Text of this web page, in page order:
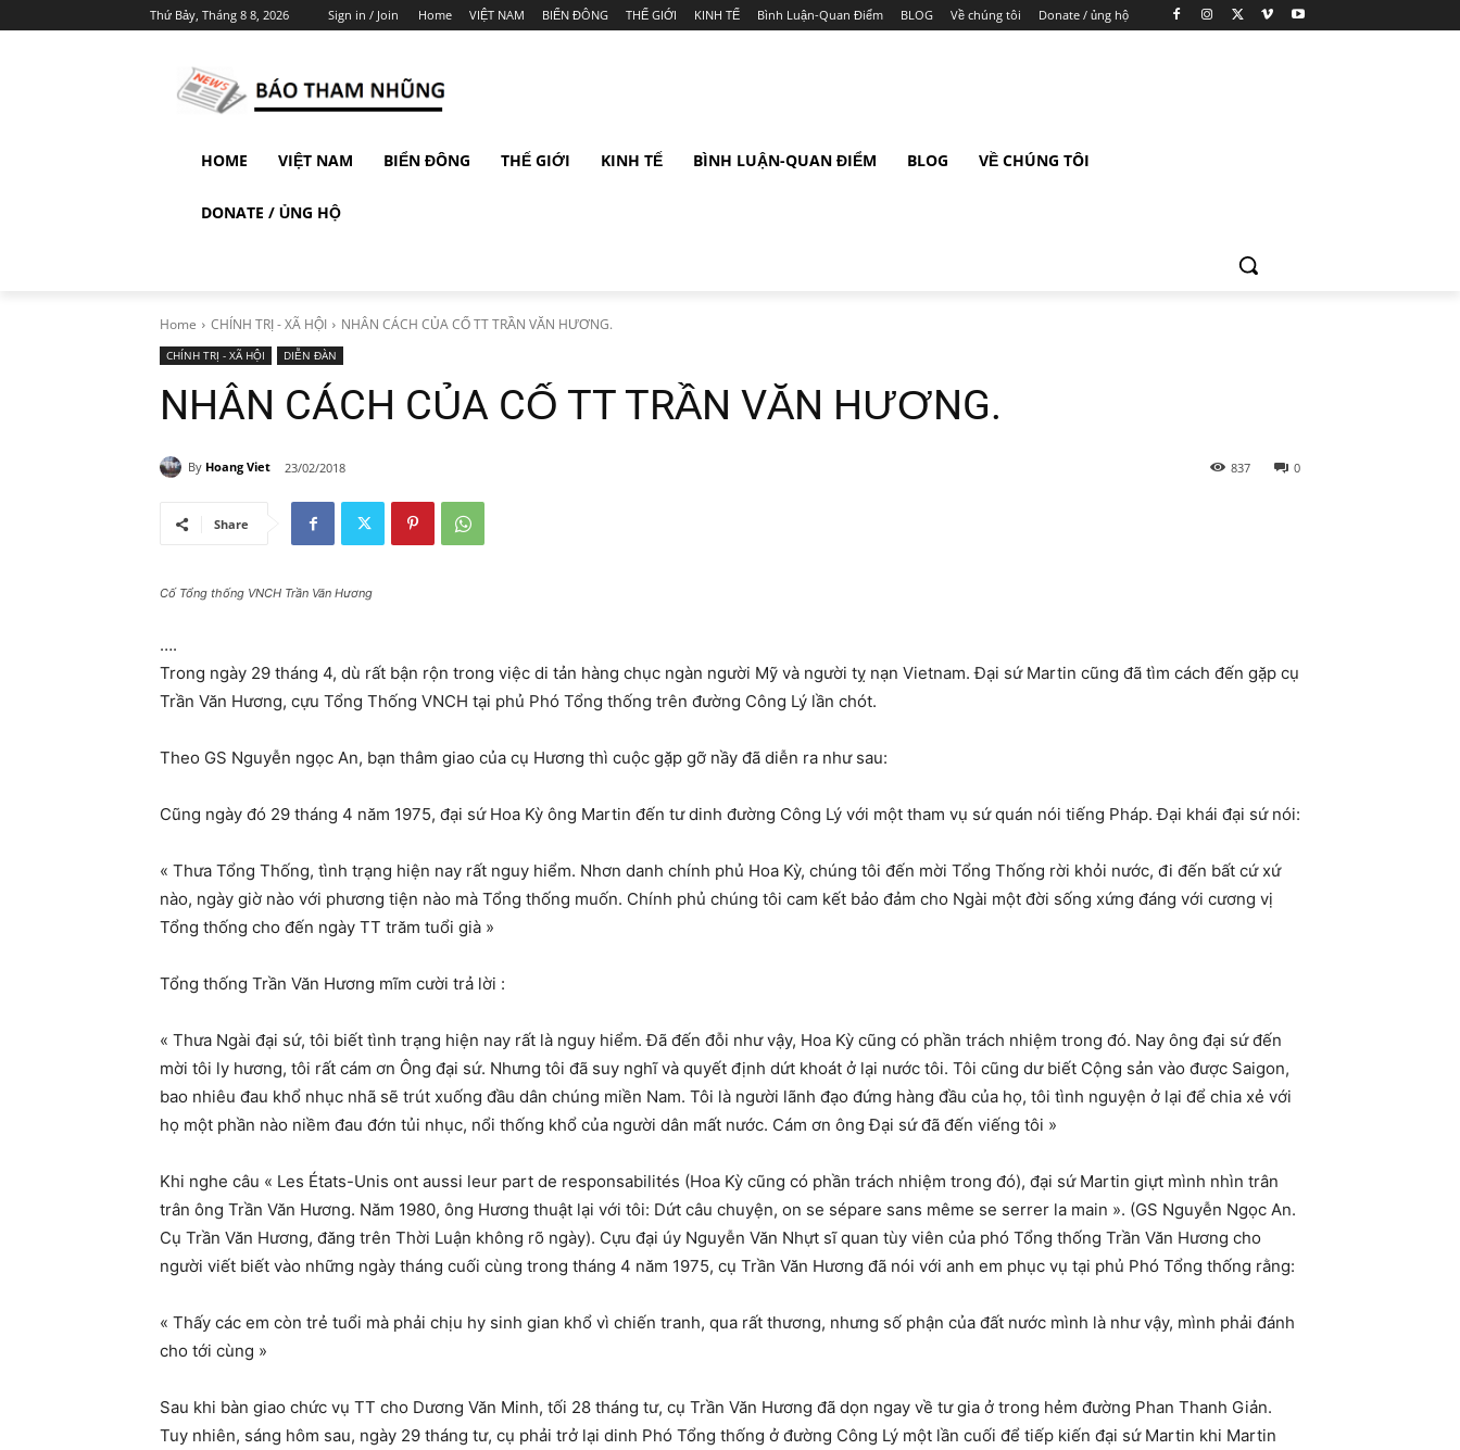
Thứ Bảy, Tháng 8 8, 2026 Sign in / Join Home VIỆT NAM BIỂN ĐÔNG THẾ GIỚI KINH TẾ Bình Luận-Quan Điểm BLOG Về chúng tôi Donate / ủng hộ
HOME VIỆT NAM BIỂN ĐÔNG THẾ GIỚI KINH TẾ BÌNH LUẬN-QUAN ĐIỂM BLOG VỀ CHÚNG TÔI
DONATE / ỦNG HỘ
Home CHÍNH TRỊ - XÃ HỘI NHÂN CÁCH CỦA CỐ TT TRẦN VĂN HƯƠNG.
CHÍNH TRỊ - XÃ HỘI DIỄN ĐÀN
NHÂN CÁCH CỦA CỐ TT TRẦN VĂN HƯƠNG.
By Hoang Viet 23/02/2018 0
837
Share
Cố Tổng thống VNCH Trần Văn Hương
….
Trong ngày 29 tháng 4, dù rất bận rộn trong việc di tản hàng chục ngàn người Mỹ và người tỵ nạn Vietnam. Đại sứ Martin cũng đã tìm cách đến gặp cụ
Trần Văn Hương, cựu Tổng Thống VNCH tại phủ Phó Tổng thống trên đường Công Lý lần chót.
Theo GS Nguyễn ngọc An, bạn thâm giao của cụ Hương thì cuộc gặp gỡ nầy đã diễn ra như sau:
Cũng ngày đó 29 tháng 4 năm 1975, đại sứ Hoa Kỳ ông Martin đến tư dinh đường Công Lý với một tham vụ sứ quán nói tiếng Pháp. Đại khái đại sứ nói:
« Thưa Tổng Thống, tình trạng hiện nay rất nguy hiểm. Nhơn danh chính phủ Hoa Kỳ, chúng tôi đến mời Tổng Thống rời khỏi nước, đi đến bất cứ xứ
nào, ngày giờ nào với phương tiện nào mà Tổng thống muốn. Chính phủ chúng tôi cam kết bảo đảm cho Ngài một đời sống xứng đáng với cương vị
Tổng thống cho đến ngày TT trăm tuổi già »
Tổng thống Trần Văn Hương mĩm cười trả lời :
« Thưa Ngài đại sứ, tôi biết tình trạng hiện nay rất là nguy hiểm. Đã đến đỗi như vậy, Hoa Kỳ cũng có phần trách nhiệm trong đó. Nay ông đại sứ đến
mời tôi ly hương, tôi rất cám ơn Ông đại sứ. Nhưng tôi đã suy nghĩ và quyết định dứt khoát ở lại nước tôi. Tôi cũng dư biết Cộng sản vào được Saigon,
bao nhiêu đau khổ nhục nhã sẽ trút xuống đầu dân chúng miền Nam. Tôi là người lãnh đạo đứng hàng đầu của họ, tôi tình nguyện ở lại để chia xẻ với
họ một phần nào niềm đau đớn tủi nhục, nổi thống khổ của người dân mất nước. Cám ơn ông Đại sứ đã đến viếng tôi »
Khi nghe câu « Les États-Unis ont aussi leur part de responsabilités (Hoa Kỳ cũng có phần trách nhiệm trong đó), đại sứ Martin giựt mình nhìn trân
trân ông Trần Văn Hương. Năm 1980, ông Hương thuật lại với tôi: Dứt câu chuyện, on se sépare sans même se serrer la main ». (GS Nguyễn Ngọc An.
Cụ Trần Văn Hương, đăng trên Thời Luận không rõ ngày). Cựu đại úy Nguyễn Văn Nhựt sĩ quan tùy viên của phó Tổng thống Trần Văn Hương cho
người viết biết vào những ngày tháng cuối cùng trong tháng 4 năm 1975, cụ Trần Văn Hương đã nói với anh em phục vụ tại phủ Phó Tổng thống rằng:
« Thấy các em còn trẻ tuổi mà phải chịu hy sinh gian khổ vì chiến tranh, qua rất thương, nhưng số phận của đất nước mình là như vậy, mình phải đánh
cho tới cùng »
Sau khi bàn giao chức vụ TT cho Dương Văn Minh, tối 28 tháng tư, cụ Trần Văn Hương đã dọn ngay về tư gia ở trong hẻm đường Phan Thanh Giản.
Tuy nhiên, sáng hôm sau, ngày 29 tháng tư, cụ phải trở lại dinh Phó Tổng thống ở đường Công Lý một lần cuối để tiếp kiến đại sứ Martin khi Martin